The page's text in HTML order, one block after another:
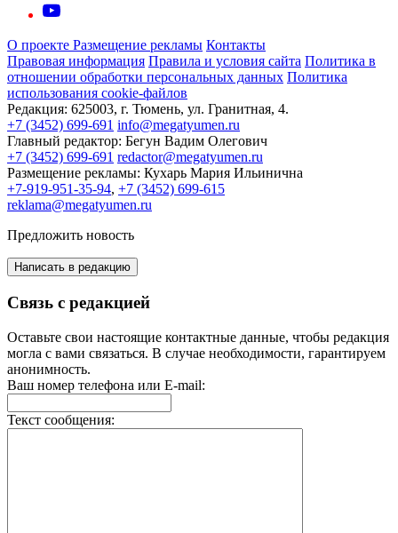
О проекте Размещение рекламы Контакты
Правовая информация Правила и условия сайта Политика в
отношении обработки персональных данных Политика
использования cookie-файлов
Редакция: 625003, г. Тюмень, ул. Гранитная, 4.
+7 (3452) 699-691 info@megatyumen.ru
Главный редактор: Бегун Вадим Олегович
+7 (3452) 699-691 redactor@megatyumen.ru
Размещение рекламы: Кухарь Мария Ильинична
+7-919-951-35-94, +7 (3452) 699-615
reklama@megatyumen.ru
Предложить новость
Написать в редакцию
Связь с редакцией
Оставьте свои настоящие контактные данные, чтобы редакция
могла с вами связаться. В случае необходимости, гарантируем
анонимность.
Ваш номер телефона или E-mail:
Текст сообщения: